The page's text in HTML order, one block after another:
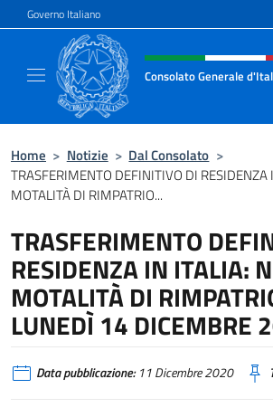
Salta al contenuto
Governo Italiano
Intestazione sito,
Consolato Generale
Home > Notizie > Dal Consolato >
TRASFERIMENTO DEFINITIVO DI RESIDENZA
MOTALITÀ DI RIMPATRIO...
TRASFERIMENTO
RESIDENZA IN ITALIA:
MOTALITÀ DI
LUNEDÌ 14 DICEMBRE
Data pubblicazione:11 Dicembre 2020